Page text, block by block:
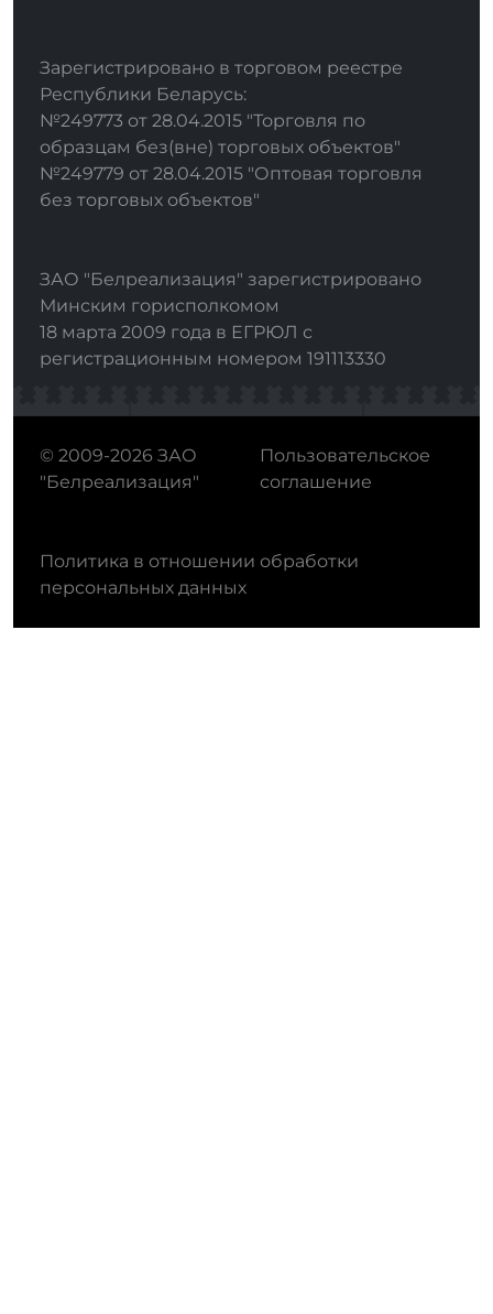
Зарегистрировано в торговом реестре
Республики Беларусь:
№249773 от 28.04.2015 "Торговля по
образцам без(вне) торговых объектов"
№249779 от 28.04.2015 "Оптовая торговля
без торговых объектов"
ЗАО "Белреализация" зарегистрировано
Минским горисполкомом
18 марта 2009 года в ЕГРЮЛ с
регистрационным номером 191113330
© 2009-2026 ЗАО
"Белреализация"
Пользовательское
соглашение
Политика в отношении обработки
персональных данных